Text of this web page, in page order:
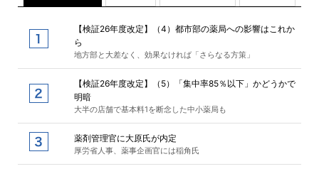
【検証26年度改定】（4）都市部の薬局への影響はこれか
ら
地方部と大差なく、効果なければ「さらなる方策」
【検証26年度改定】（5）「集中率85％以下」かどうかで
明暗
大半の店舗で基本料1を断念した中小薬局も
薬剤管理官に大原氏が内定
厚労省人事、薬事企画官には稲角氏